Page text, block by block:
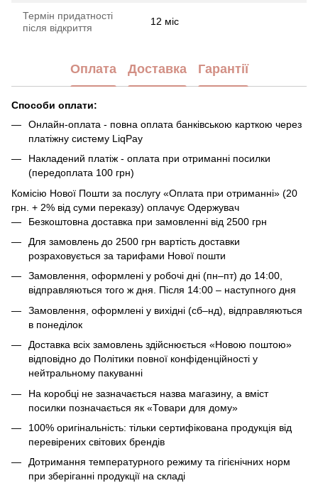
Термін придатності
після відкриття
12 міс
Оплата Доставка Гарантії
Способи оплати:
Онлайн-оплата - повна оплата банківською карткою через
платіжну систему LiqPay
Накладений платіж - оплата при отриманні посилки
(передоплата 100 грн)
Комісію Нової Пошти за послугу «Оплата при отриманні» (20
грн. + 2% від суми переказу) оплачує Одержувач
Безкоштовна доставка при замовленні від 2500 грн
Для замовлень до 2500 грн вартість доставки
розраховується за тарифами Нової пошти
Замовлення, оформлені у робочі дні (пн–пт) до 14:00,
відправляються того ж дня. Після 14:00 – наступного дня
Замовлення, оформлені у вихідні (сб–нд), відправляються
в понеділок
Доставка всіх замовлень здійснюється «Новою поштою»
відповідно до Політики повної конфіденційності у
нейтральному пакуванні
На коробці не зазначається назва магазину, а вміст
посилки позначається як «Товари для дому»
100% оригінальність: тільки сертифікована продукція від
перевірених світових брендів
Дотримання температурного режиму та гігієнічних норм
при зберіганні продукції на складі